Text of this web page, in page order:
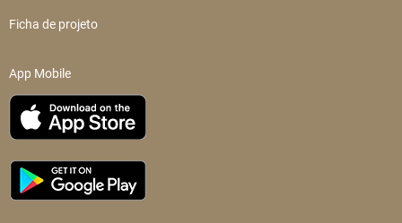
Ficha de projeto
App Mobile